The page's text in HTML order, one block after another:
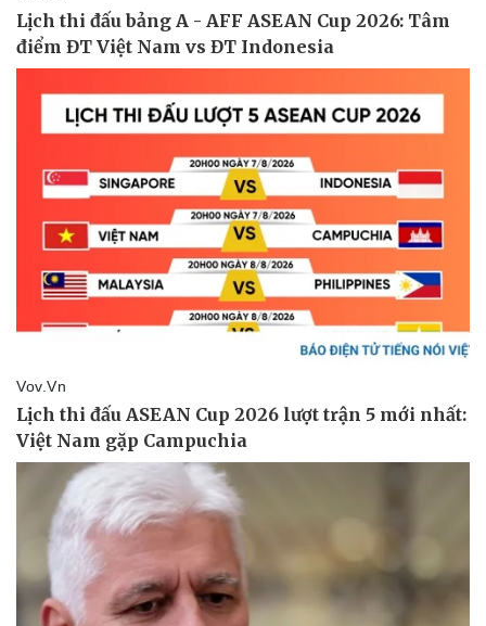
Doanh nghiệp
Thông tin doanh nghiệp
Doanh nghiệp 24h
Doanh nhân
Vì cộng đồng
Tin Công nghệ
Chuyển đổi số